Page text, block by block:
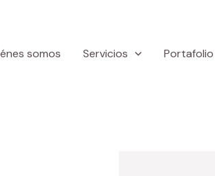
somos Servicios Portafolio